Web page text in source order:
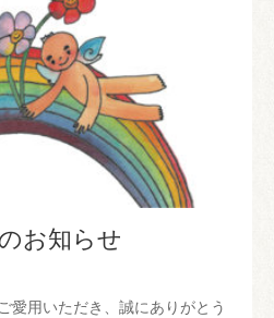
お知らせ
愛用いただき、誠にありがとう